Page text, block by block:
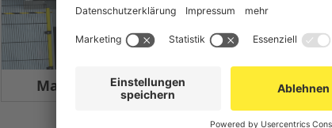
Maschinenschutz Gittertrennwand Lager &